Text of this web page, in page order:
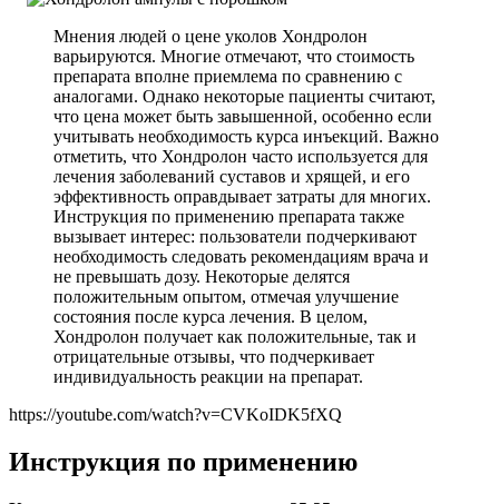
Мнения людей о цене уколов Хондролон
варьируются. Многие отмечают, что стоимость
препарата вполне приемлема по сравнению с
аналогами. Однако некоторые пациенты считают,
что цена может быть завышенной, особенно если
учитывать необходимость курса инъекций. Важно
отметить, что Хондролон часто используется для
лечения заболеваний суставов и хрящей, и его
эффективность оправдывает затраты для многих.
Инструкция по применению препарата также
вызывает интерес: пользователи подчеркивают
необходимость следовать рекомендациям врача и
не превышать дозу. Некоторые делятся
положительным опытом, отмечая улучшение
состояния после курса лечения. В целом,
Хондролон получает как положительные, так и
отрицательные отзывы, что подчеркивает
индивидуальность реакции на препарат.
https://youtube.com/watch?v=CVKoIDK5fXQ
Инструкция по применению